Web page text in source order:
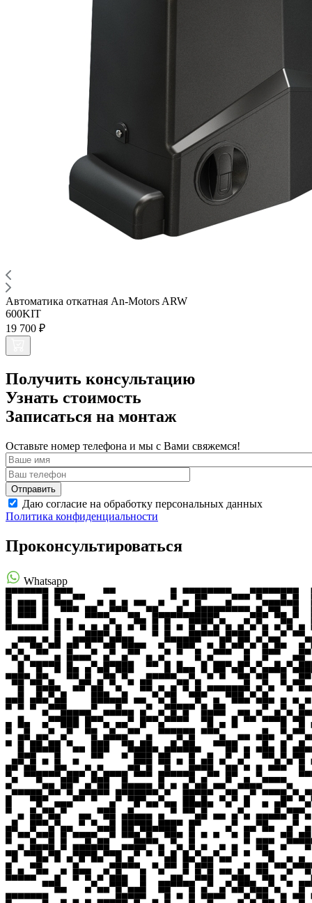
Автоматика откатная An-Motors ARW
600KIT
19 700 ₽
Получить консультацию
Узнать стоимость
Записаться на монтаж
Оставьте номер телефона и мы с Вами свяжемся!
Даю согласие на обработку персональных данных
Политика конфиденциальности
Проконсультироваться
Whatsapp